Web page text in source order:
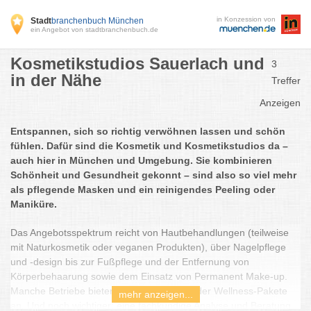
Stadtbranchenbuch München
ein Angebot von stadtbranchenbuch.de
in Konzession von
Kosmetikstudios Sauerlach und
in der Nähe
3
Treffer
Anzeigen
Entspannen, sich so richtig verwöhnen lassen und schön
fühlen. Dafür sind die Kosmetik und Kosmetikstudios da –
auch hier in München und Umgebung. Sie kombinieren
Schönheit und Gesundheit gekonnt – sind also so viel mehr
als pflegende Masken und ein reinigendes Peeling oder
Maniküre.
Das Angebotsspektrum reicht von Hautbehandlungen (teilweise
mit Naturkosmetik oder veganen Produkten), über Nagelpflege
und -design bis zur Fußpflege und der Entfernung von
Körperbehaarung sowie dem Einsatz von Permanent Make-up.
Manche Betriebe bieten auch Massagen oder Wellness-Pakete
an. Und noch wichtiger: eine fachkundige Analyse und Beratung
mehr anzeigen...